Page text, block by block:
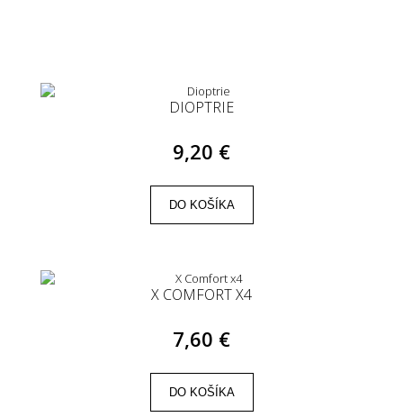
DIOPTRIE
9,20 €
DO KOŠÍKA
X COMFORT X4
7,60 €
DO KOŠÍKA